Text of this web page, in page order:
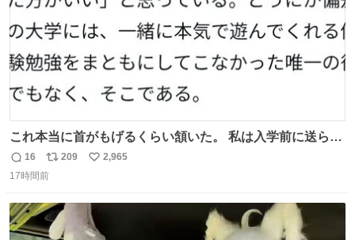
これ本当に首がもげるくらい頷いた。 私は入学前に送られ
てきた、大学のサークル紹介冊子を見た時点で終わりを感
じたので、女子大でもないくせに偏差値の高い大学のイン
た。 高偏差値に行けないならせめてそれくらいした方が予
後がいいです。 https://t.co/9nMHIrETkw
返
信
16
リ
ポ
ト
数
209
い
数
2,965
17時間前